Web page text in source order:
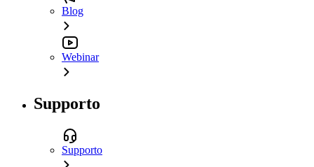
Blog
Webinar
Supporto
Supporto